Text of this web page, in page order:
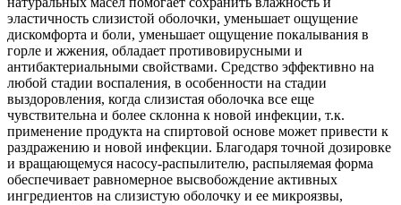
эластичность слизистой оболочки, уменьшает ощущение
дискомфорта и боли, уменьшает ощущение покалывания в
горле и жжения, обладает противовирусными и
антибактериальными свойствами. Средство эффективно на
любой стадии воспаления, в особенности на стадии
выздоровления, когда слизистая оболочка все еще
чувствительна и более склонна к новой инфекции, т.к.
применение продукта на спиртовой основе может привести к
раздражению и новой инфекции. Благодаря точной дозировке
и вращающемуся насосу-распылителю, распыляемая форма
обеспечивает равномерное высвобождение активных
ингредиентов на слизистую оболочку и ее микроязвы,